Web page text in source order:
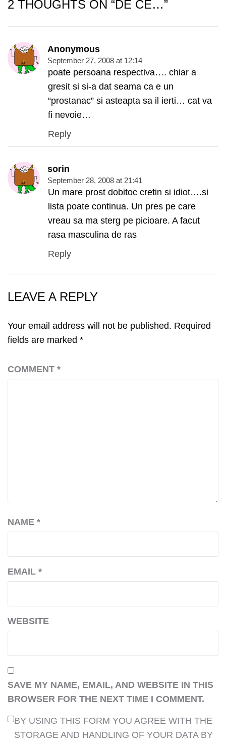
2 THOUGHTS ON “DE CE…”
Anonymous
September 27, 2008 at 12:14
poate persoana respectiva…. chiar a
gresit si si-a dat seama ca e un
“prostanac” si asteapta sa il ierti… cat va
fi nevoie…
Reply
sorin
September 28, 2008 at 21:41
Un mare prost dobitoc cretin si idiot….si
lista poate continua. Un pres pe care
vreau sa ma sterg pe picioare. A facut
rasa masculina de ras
Reply
LEAVE A REPLY
Your email address will not be published. Required
fields are marked *
COMMENT *
NAME *
EMAIL *
WEBSITE
SAVE MY NAME, EMAIL, AND WEBSITE IN THIS
BROWSER FOR THE NEXT TIME I COMMENT.
BY USING THIS FORM YOU AGREE WITH THE
STORAGE AND HANDLING OF YOUR DATA BY